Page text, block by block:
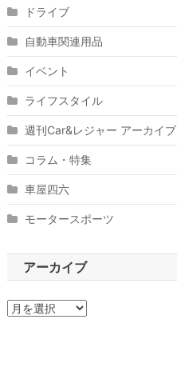
ドライブ
自動車関連用品
イベント
ライフスタイル
週刊Car&レジャー アーカイブ
コラム・特集
車屋四六
モータースポーツ
アーカイブ
ア